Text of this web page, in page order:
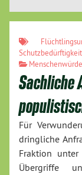
Menschenwürde
Sachliche
Für
dringliche
Fraktion unter
Übergriffe